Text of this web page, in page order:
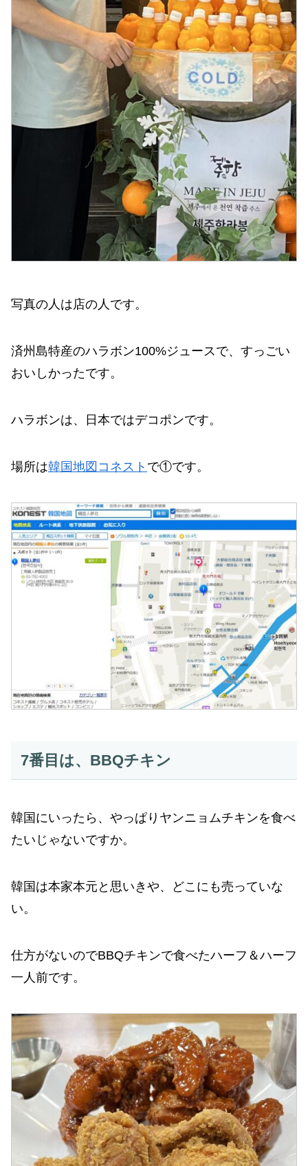
写真の人は店の人です。
済州島特産のハラボン100%ジュースで、すっごい
おいしかったです。
ハラボンは、日本ではデコポンです。
場所は韓国地図コネスト で①です。
7番目は、BBQチキン
韓国にいったら、やっぱりヤンニョムチキンを食べ
たいじゃないですか。
韓国は本家本元と思いきや、どこにも売っていな
い。
仕方がないのでBBQチキンで食べたハーフ＆ハーフ
一人前です。